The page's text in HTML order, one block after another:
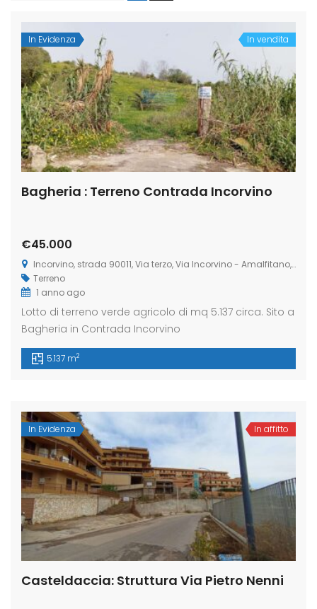
In Evidenza In vendita
Bagheria : Terreno Contrada Incorvino
€45.000
Incorvino, strada 90011, Via terzo, Via Incorvino - Amalfitano, 13, 90011 Bagheria PA, Italia
Terreno
1 anno ago
Lotto di terreno verde agricolo di mq 5.137 circa. Sito a
Bagheria in Contrada Incorvino
5.137 m2
In Evidenza In affitto
Casteldaccia: Struttura Via Pietro Nenni
: Terreno
Valle Corvo
Corvo, Discesa Mirio, 19, 90014 Casteldaccia PA, Italia